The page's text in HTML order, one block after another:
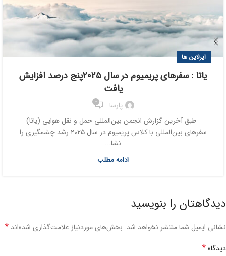
ایرلاین ها
یاتا : سفرهای پریمیوم در سال ۲۰۲۵پنج درصد افزایش
یافت
پارسا 0
طبق آخرین گزارش انجمن بین‌المللی حمل و نقل هوایی (یاتا)
سفرهای بین‌المللی با کلاس پریمیوم در سال ۲۰۲۵ رشد چشمگیری را
نشا...
ادامه مطلب
دیدگاهتان را بنویسید
نشانی ایمیل شما منتشر نخواهد شد. بخش‌های موردنیاز علامت‌گذاری شده‌اند *
دیدگاه*